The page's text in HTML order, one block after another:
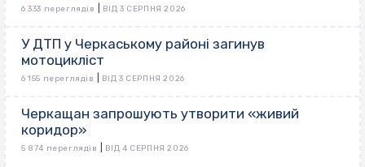
6 333 переглядів ВІД 3 СЕРПНЯ 2026
У ДТП у Черкаському районі загинув
мотоцикліст
6 155 переглядів ВІД 3 СЕРПНЯ 2026
Черкащан запрошують утворити «живий
коридор»
5 874 переглядів ВІД 4 СЕРПНЯ 2026